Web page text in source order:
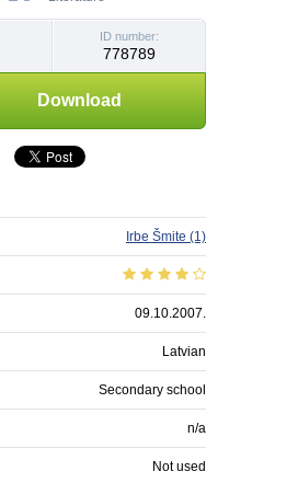
ID number:
778789
Download
Irbe Šmite (1)
09.10.2007.
Latvian
Secondary school
n/a
Not used